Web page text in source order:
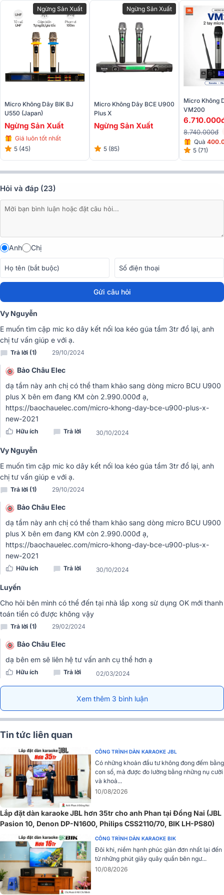
Đánh giá chất lượng micro không dây BIK BJ-U100
Thu sóng mạnh và ổn định
Micro không dây BIKBJ-U100 có tổng cộng 200 kênh chia đều cho
2 kênh nên người dùng không cần lo trùng sóng, nhiễu sóng khi sử
dụng.
Ứng dụng sóng UHF siêu cao bao gồm các tần số vận hành trên 2
kênh A và B, trong đó kênh A có dải tần 610MHz - 639.7MHz còn
kênh B là 640MHz - 690MHz nên tín hiệu thu ổn định với phạm vi
Tự động dò sóng sạch
Ngừng Sản Xuất
Micro Không Dây BIK BJ
U550 (Japan)
Ngừng Sản Xuất
Giá luôn tốt nhất
5 (45)
Ngừng Sản Xuất
Micro Không Dây BCE U900
Plus X
Ngừng Sản Xuất
5 (85)
Micro Không
VM200
8.740.000đ
Quà
5 (71)
Hỏi và đáp (23)
Anh Chị
Gửi câu hỏi
Vy Nguyễn
E muốn tìm cặp mic ko dây kết nối loa kéo gúa tầm 3tr đổ lại, anh
chị tư vấn giúp e với ạ.
Trả lời (1) 29/10/2024
Bảo Châu Elec
dạ tầm này anh chị có thể tham khảo sang dòng micro BCU U900
plus X bên em đang KM còn 2.990.000đ ạ,
https://baochauelec.com/micro-khong-day-bce-u900-plus-x-
new-2021
Hữu ích Trả lời 30/10/2024
Vy Nguyễn
E muốn tìm cặp mic ko dây kết nối loa kéo gúa tầm 3tr đổ lại, anh
chị tư vấn giúp e với ạ.
Trả lời (1) 29/10/2024
Bảo Châu Elec
dạ tầm này anh chị có thể tham khảo sang dòng micro BCU U900
plus X bên em đang KM còn 2.990.000đ ạ,
https://baochauelec.com/micro-khong-day-bce-u900-plus-x-
new-2021
Hữu ích Trả lời 30/10/2024
Luyến
Cho hỏi bên mình có thể đến tại nhà lắp xong sừ dụng OK mới thanh
toán tiền có được không vậy
Trả lời (1) 29/02/2024
Bảo Châu Elec
dạ bên em sẽ liên hệ tư vấn anh cụ thể hơn ạ
Hữu ích Trả lời 02/03/2024
Xem thêm 3 bình luận
Tin tức liên quan
CÔNG TRÌNH DÀN KARAOKE JBL
Có những khoản đầu tư không đong đếm bằng
con số, mà được đo lường bằng những nụ cười
và khoả...
10/08/2026
Lắp đặt dàn karaoke JBL hơn 35tr cho anh Phan tại Đồng Nai (JBL
Pasion 10, Denon DP-N1600, Philips CSS2110/70, BIK LH-PS80)
CÔNG TRÌNH DÀN KARAOKE BIK
Đôi khi, niềm hạnh phúc giản đơn nhất lại đến
từ những phút giây quây quần bên ngư...
10/08/2026